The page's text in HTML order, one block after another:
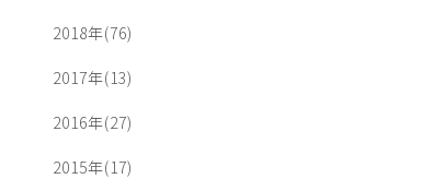
2018年(76)
2017年(13)
2016年(27)
2015年(17)